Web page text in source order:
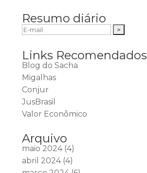
Resumo diário
Links Recomendados
Blog do Sacha
Migalhas
Conjur
JusBrasil
Valor Econômico
Arquivo
maio 2024(4)
abril 2024(4)